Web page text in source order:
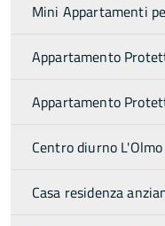
Mini Appartamenti
Appartamento
Appartamento
Centro diurno L'Olmo
Casa residenza